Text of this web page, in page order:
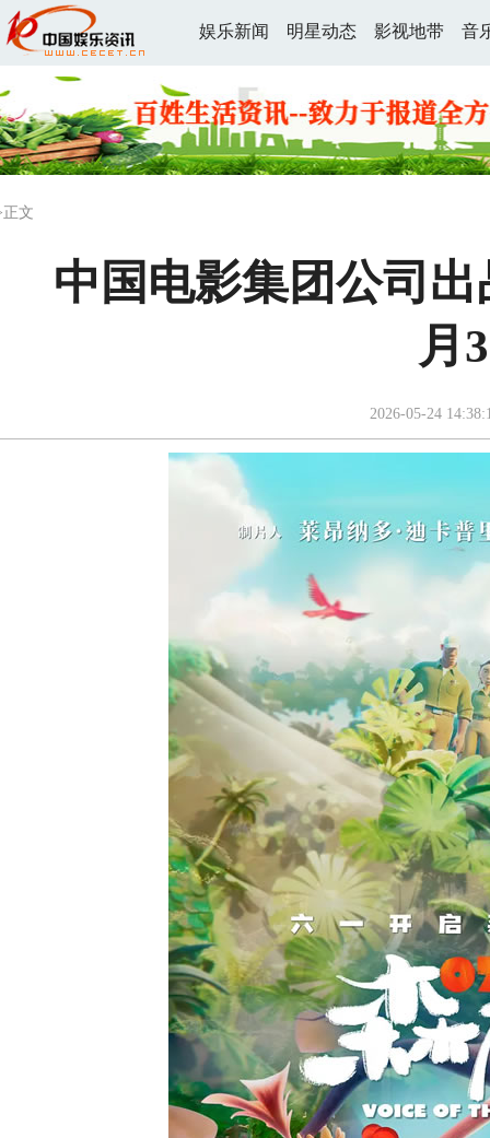
娱乐新闻 明星动态 影视地带 音
文
中国电影集团公司
月
2026-05-24